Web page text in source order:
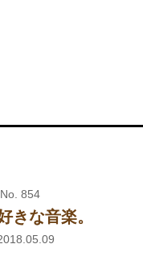
854
きな音楽。